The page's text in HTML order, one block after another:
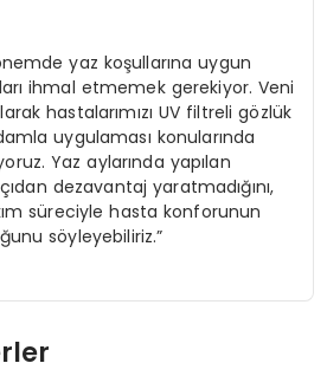
yaz koşullarına uygun
ihmal etmemek gerekiyor. Veni
hastalarımızı UV filtreli gözlük
uygulaması konularında
Yaz aylarında yapılan
dezavantaj yaratmadığını,
süreciyle hasta konforunun
söyleyebiliriz.”